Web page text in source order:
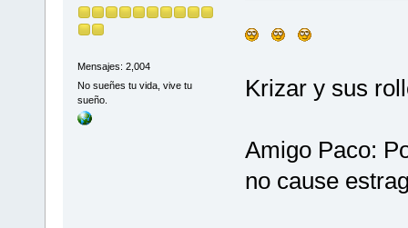
Mensajes: 2,004
No sueñes tu vida, vive tu
sueño.
Krizar y sus
Amigo Paco:
no cause